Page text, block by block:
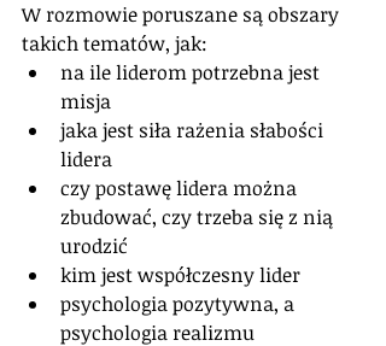
W rozmowie poruszane są obszary
takich tematów, jak:
na ile liderom potrzebna jest
misja
jaka jest siła rażenia słabości
lidera
czy postawę lidera można
zbudować, czy trzeba się z nią
urodzić
kim jest współczesny lider
psychologia pozytywna, a
psychologia realizmu